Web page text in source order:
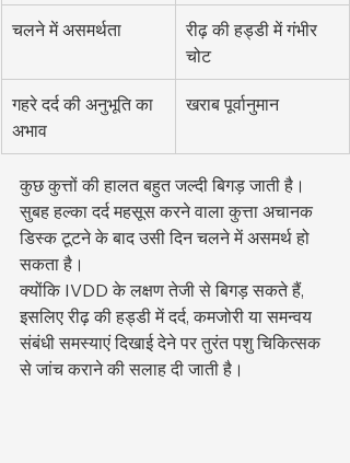
चलने में असमर्थता
रीढ़ की हड्डी में गंभीर
चोट
गहरे दर्द की अनुभूति का
अभाव
खराब पूर्वानुमान
कुछ कुत्तों की हालत बहुत जल्दी बिगड़ जाती है।
सुबह हल्का दर्द महसूस करने वाला कुत्ता अचानक
डिस्क टूटने के बाद उसी दिन चलने में असमर्थ हो
सकता है।
क्योंकि IVDD के लक्षण तेजी से बिगड़ सकते हैं,
इसलिए रीढ़ की हड्डी में दर्द, कमजोरी या समन्वय
संबंधी समस्याएं दिखाई देने पर तुरंत पशु चिकित्सक
से जांच कराने की सलाह दी जाती है।